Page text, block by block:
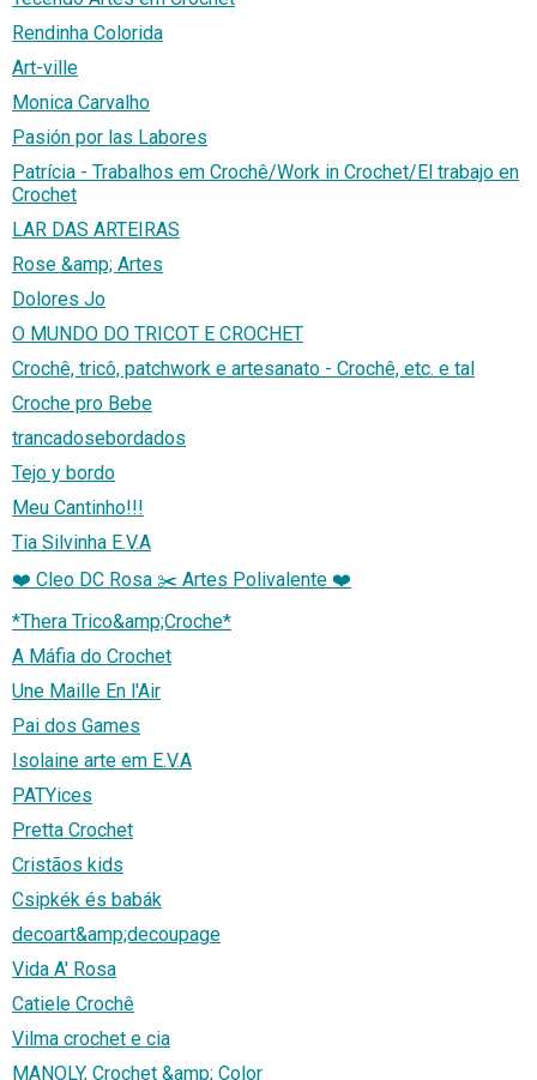
Rendinha Colorida
Art-ville
Monica Carvalho
Pasión por las Labores
Patrícia - Trabalhos em Crochê/Work in Crochet/El trabajo en
Crochet
LAR DAS ARTEIRAS
Rose &amp; Artes
Dolores Jo
O MUNDO DO TRICOT E CROCHET
Crochê, tricô, patchwork e artesanato - Crochê, etc. e tal
Croche pro Bebe
trancadosebordados
Tejo y bordo
Meu Cantinho!!!
Tia Silvinha E.V.A
❤️ Cleo DC Rosa ✂️ Artes Polivalente ❤️
*Thera Trico&amp;Croche*
A Máfia do Crochet
Une Maille En l'Air
Pai dos Games
Isolaine arte em E.V.A
PATYices
Pretta Crochet
Cristãos kids
Csipkék és babák
decoart&amp;decoupage
Vida A' Rosa
Catiele Crochê
Vilma crochet e cia
MANOLY, Crochet &amp; Color